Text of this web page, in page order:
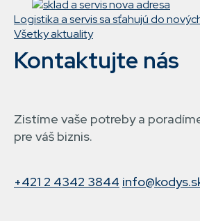
Logistika a servis sa sťahujú do
Všetky aktuality
Kontaktujte nás
Zistíme vaše potreby a
pre váš biznis.
+421 2 4342 3844